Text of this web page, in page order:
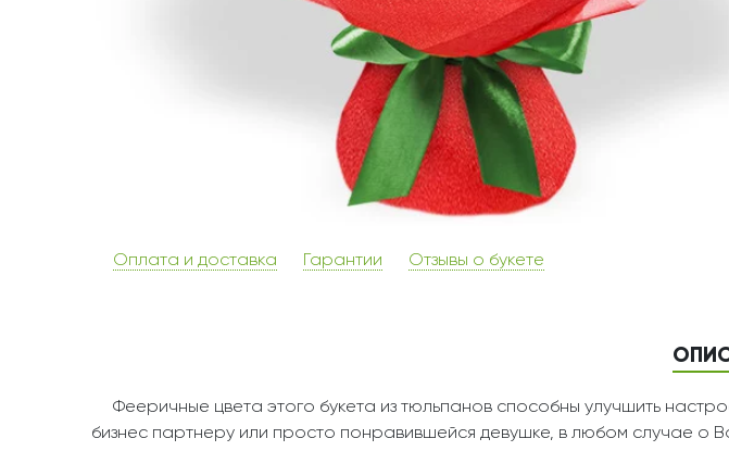
Оплата и доставка Гарантии Отзывы о букете
Фееричные цвета этого букета из тюльпанов способны улучшить
бизнес партнеру или просто понравившейся девушке, в любом случае о